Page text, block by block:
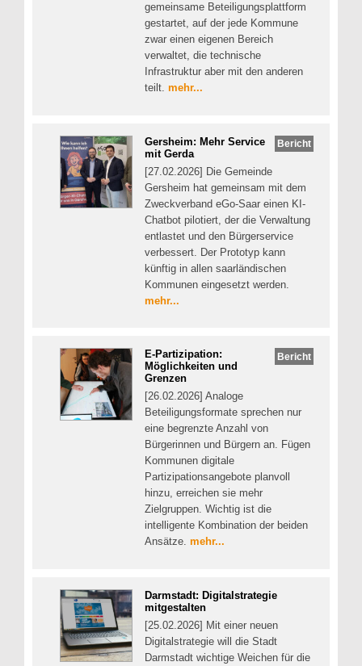
gemeinsame Beteiligungsplattform
gestartet, auf der jede Kommune
zwar einen eigenen Bereich
verwaltet, die technische
Infrastruktur aber mit den anderen
teilt. mehr...
Bericht
Gersheim: Mehr Service
mit Gerda
[27.02.2026] Die Gemeinde
Gersheim hat gemeinsam mit dem
Zweckverband eGo-Saar einen KI-
Chatbot pilotiert, der die Verwaltung
entlastet und den Bürgerservice
verbessert. Der Prototyp kann
künftig in allen saarländischen
Kommunen eingesetzt werden.
mehr...
Bericht
E-Partizipation:
Möglichkeiten und
Grenzen
[26.02.2026] Analoge
Beteiligungsformate sprechen nur
eine begrenzte Anzahl von
Bürgerinnen und Bürgern an. Fügen
Kommunen digitale
Partizipationsangebote planvoll
hinzu, erreichen sie mehr
Zielgruppen. Wichtig ist die
intelligente Kombination der beiden
Ansätze. mehr...
Darmstadt: Digitalstrategie
mitgestalten
[25.02.2026] Mit einer neuen
Digitalstrategie will die Stadt
Darmstadt wichtige Weichen für die